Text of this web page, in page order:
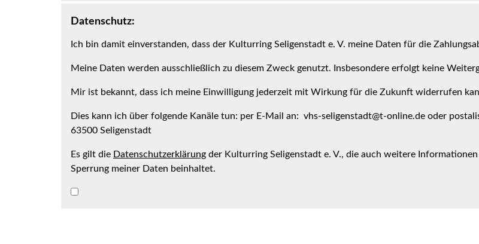
Datenschutz:
Ich bin damit einverstanden, dass der Kulturring Seligenstadt e. V. meine Daten für die
Meine Daten werden ausschließlich zu diesem Zweck genutzt. Insbesondere erfolgt keine
Mir ist bekannt, dass ich meine Einwilligung jederzeit mit Wirkung für die Zukunft widerrufen
Dies kann ich über folgende Kanäle tun: per E-Mail an: vhs-seligenstadt@t-online.de oder
63500 Seligenstadt
Es gilt die Datenschutzerklärung der Kulturring Seligenstadt e. V., die auch weitere
Sperrung meiner Daten beinhaltet.